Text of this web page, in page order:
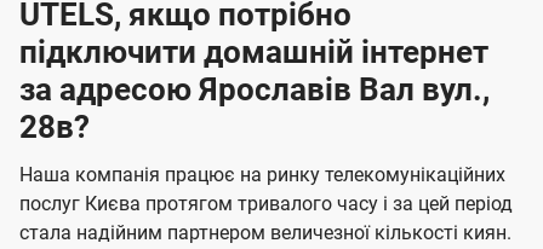
UTELS, якщо потрібно
підключити домашній інтернет
за адресою Ярославів Вал вул.,
28в?
Наша компанія працює на ринку телекомунікаційних
послуг Києва протягом тривалого часу і за цей період
стала надійним партнером величезної кількості киян.